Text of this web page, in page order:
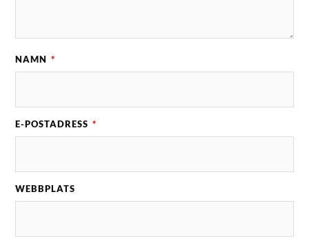
NAMN *
E-POSTADRESS *
WEBBPLATS